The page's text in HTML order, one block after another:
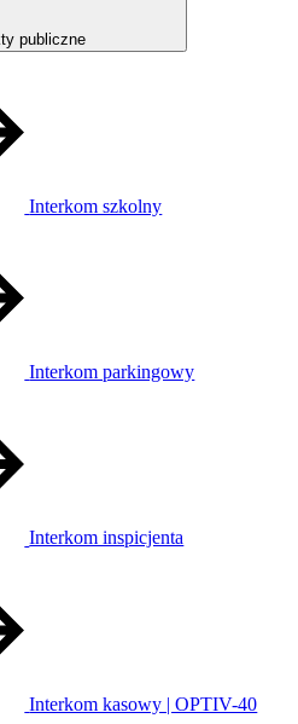
publiczne
Interkom szkolny
Interkom parkingowy
Interkom inspicjenta
Interkom kasowy | OPTIV-40